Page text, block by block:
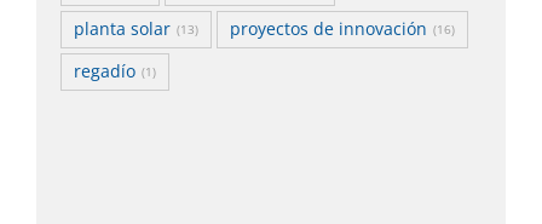
planta solar (13) proyectos de innovación (16)
regadío (1)